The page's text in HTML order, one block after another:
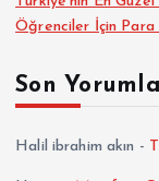
Öğrenciler İçin Para
Son
Halil ibrahim akın -